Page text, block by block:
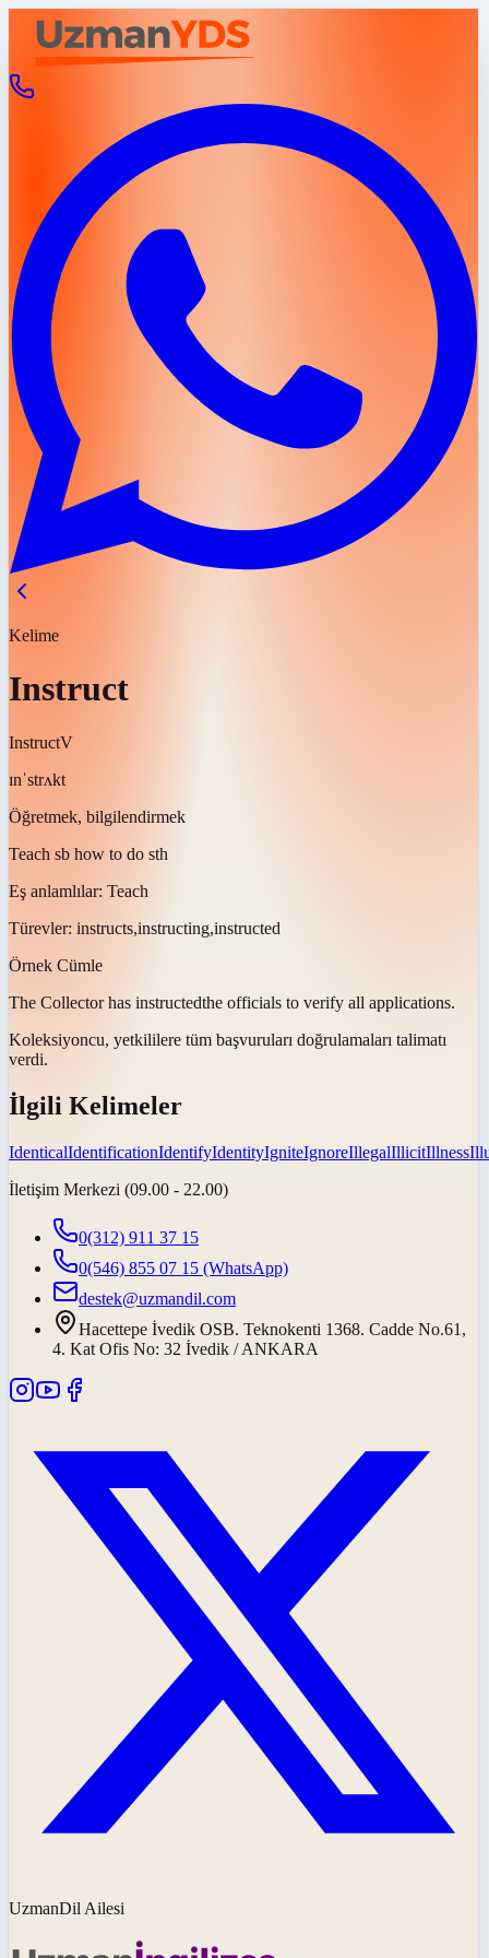
Kelime
Instruct
InstructV
ɪnˈstrʌkt
Öğretmek, bilgilendirmek
Teach sb how to do sth
Eş anlamlılar: Teach
Türevler: instructs,instructing,instructed
Örnek Cümle
The Collector has instructedthe officials to verify all applications.
Koleksiyoncu, yetkililere tüm başvuruları doğrulamaları talimatı
verdi.
İlgili Kelimeler
IdenticalIdentificationIdentifyIdentityIgniteIgnoreIllegalIllicitIllness
İletişim Merkezi (09.00 - 22.00)
0(312) 911 37 15
0(546) 855 07 15 (WhatsApp)
destek@uzmandil.com
Hacettepe İvedik OSB. Teknokenti 1368. Cadde No.61,
4. Kat Ofis No: 32 İvedik / ANKARA
UzmanDil Ailesi